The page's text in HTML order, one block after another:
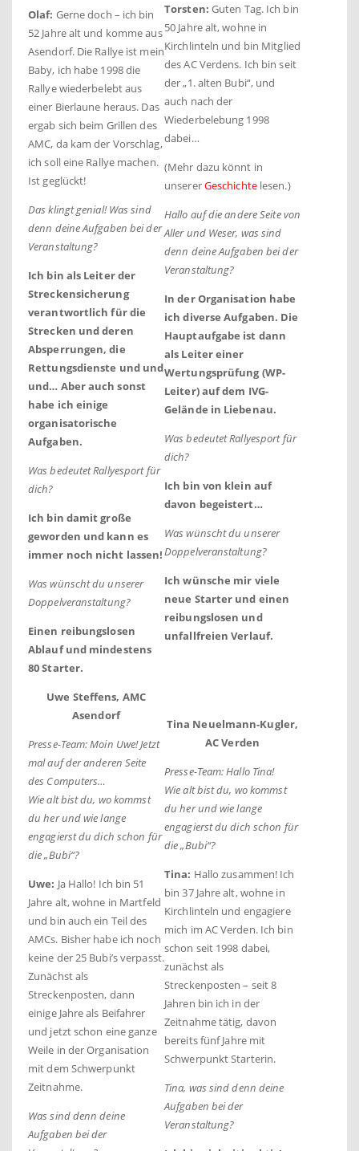
Olaf: Gerne doch – ich bin
52 Jahre alt und komme aus
Asendorf. Die Rallye ist mein
Baby, ich habe 1998 die
Rallye wiederbelebt aus
einer Bierlaune heraus. Das
ergab sich beim Grillen des
AMC, da kam der Vorschlag,
ich soll eine Rallye machen.
Ist geglückt!
Das klingt genial! Was sind
denn deine Aufgaben bei der
Veranstaltung?
Ich bin als Leiter der
Streckensicherung
verantwortlich für die
Strecken und deren
Absperrungen, die
Rettungsdienste und und
und… Aber auch sonst
habe ich einige
organisatorische
Aufgaben.
Was bedeutet Rallyesport für
dich?
Ich bin damit große
geworden und kann es
immer noch nicht lassen!
Was wünscht du unserer
Doppelveranstaltung?
Einen reibungslosen
Ablauf und mindestens
80 Starter.
Torsten: Guten Tag. Ich bin
50 Jahre alt, wohne in
Kirchlinteln und bin Mitglied
des AC Verdens. Ich bin seit
der „1. alten Bubi“, und
auch nach der
Wiederbelebung 1998
dabei…
(Mehr dazu könnt in
unsererGeschichtelesen.)
Hallo auf die andere Seite von
Aller und Weser, was sind
denn deine Aufgaben bei der
Veranstaltung?
In der Organisation habe
ich diverse Aufgaben. Die
Hauptaufgabe ist dann
als Leiter einer
Wertungsprüfung (WP-
Leiter) auf dem IVG-
Gelände in Liebenau.
Was bedeutet Rallyesport für
dich?
Ich bin von klein auf
davon begeistert…
Was wünscht du unserer
Doppelveranstaltung?
Ich wünsche mir viele
neue Starter und einen
reibungslosen und
unfallfreien Verlauf.
Uwe Steffens, AMC
Asendorf
Presse-Team: Moin Uwe! Jetzt
mal auf der anderen Seite
des Computers…
Wie alt bist du, wo kommst
du her und wie lange
engagierst du dich schon für
die „Bubi“?
Uwe: Ja Hallo! Ich bin 51
Jahre alt, wohne in Martfeld
und bin auch ein Teil des
AMCs. Bisher habe ich noch
keine der 25 Bubi’s verpasst.
Zunächst als
Streckenposten, dann
einige Jahre als Beifahrer
und jetzt schon eine ganze
Weile in der Organisation
mit dem Schwerpunkt
Zeitnahme.
Was sind denn deine
Aufgaben bei der
Tina Neuelmann-Kugler,
AC Verden
Presse-Team: Hallo Tina!
Wie alt bist du, wo kommst
du her und wie lange
engagierst du dich schon für
die „Bubi“?
Tina: Hallo zusammen! Ich
bin 37 Jahre alt, wohne in
Kirchlinteln und engagiere
mich im AC Verden. Ich bin
schon seit 1998 dabei,
zunächst als
Streckenposten – seit 8
Jahren bin ich in der
Zeitnahme tätig, davon
bereits fünfJahre mit
Schwerpunkt Starterin.
Tina, was sind denn deine
Aufgaben bei der
Veranstaltung?